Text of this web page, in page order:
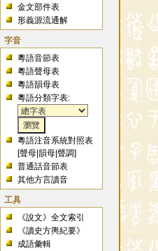
金文部件表
形義源流通解
字音
粵語音節表
粵語聲母表
粵語韻母表
粵語分類字表:
粵語注音系統對照表
[聲母 |韻母 |聲調]
普通話音節表
其他方言讀音
工具
《說文》全文索引
《讀史方輿紀要》
成語彙輯